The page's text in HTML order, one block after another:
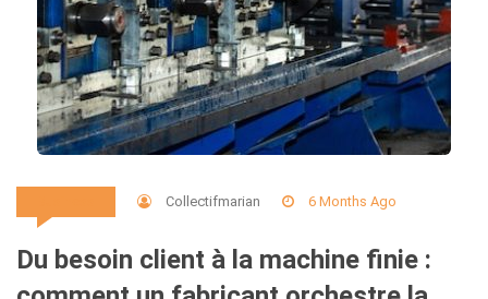
Collectifmarian 6 Months Ago
Du besoin client à la machine finie :